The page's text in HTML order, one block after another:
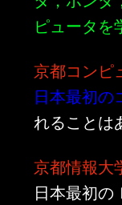
ピュータを
京都コンピ
日本最初の
れることは
京都情報大
日本最初の